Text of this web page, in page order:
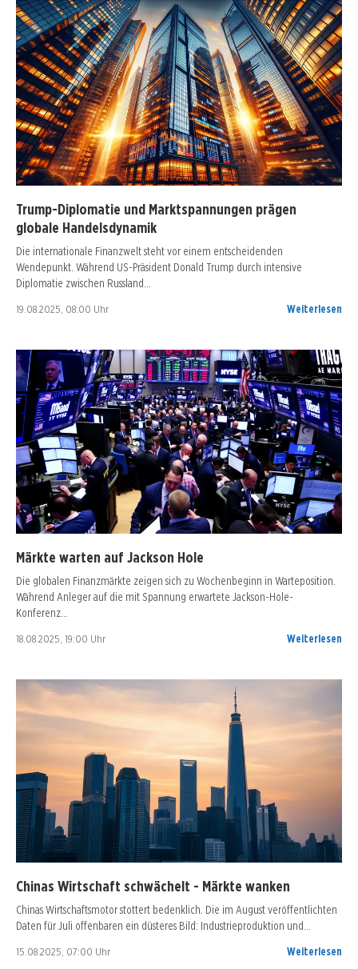
Trump-Diplomatie und Marktspannungen prägen
globale Handelsdynamik
Die internationale Finanzwelt steht vor einem entscheidenden
Wendepunkt. Während US-Präsident Donald Trump durch intensive
Diplomatie zwischen Russland…
19.08.2025, 08:00 Uhr Weiterlesen
Märkte warten auf Jackson Hole
Die globalen Finanzmärkte zeigen sich zu Wochenbeginn in Warteposition.
Während Anleger auf die mit Spannung erwartete Jackson-Hole-
Konferenz…
18.08.2025, 19:00 Uhr Weiterlesen
Chinas Wirtschaft schwächelt - Märkte wanken
Chinas Wirtschaftsmotor stottert bedenklich. Die im August veröffentlichten
Daten für Juli offenbaren ein düsteres Bild: Industrieproduktion und…
15.08.2025, 07:00 Uhr Weiterlesen